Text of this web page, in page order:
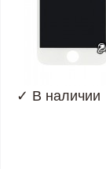
✓ В наличии